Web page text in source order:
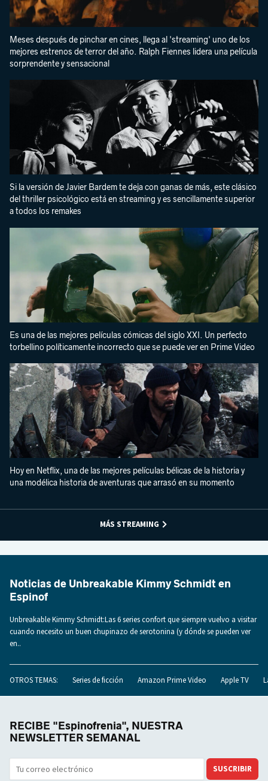
Meses después de pinchar en cines, llega al 'streaming' uno de los
mejores estrenos de terror del año. Ralph Fiennes lidera una película
sorprendente y sensacional
Si la versión de Javier Bardem te deja con ganas de más, este clásico
del thriller psicológico está en streaming y es sencillamente superior
a todos los remakes
Es una de las mejores películas cómicas del siglo XXI. Un perfecto
torbellino políticamente incorrecto que se puede ver en Prime Video
Hoy en Netflix, una de las mejores películas bélicas de la historia y
una modélica historia de aventuras que arrasó en su momento
MÁS STREAMING
Noticias de Unbreakable Kimmy Schmidt en
Espinof
Unbreakable Kimmy Schmidt:Las 6 series confort que siempre vuelvo a visitar
cuando necesito un buen chupinazo de serotonina (y dónde se pueden ver
en..
OTROS TEMAS: Series de ficción Amazon Prime Video Apple TV
RECIBE "Espinofrenia", NUESTRA
NEWSLETTER SEMANAL
SUSCRIBIR